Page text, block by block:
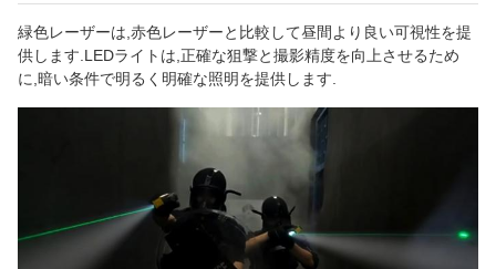
緑色レーザーは,赤色レーザーと比較して昼間より良い可視性を提
供します.LEDライトは,正確な狙撃と撮影精度を向上させるため
に,暗い条件で明るく明確な照明を提供します.